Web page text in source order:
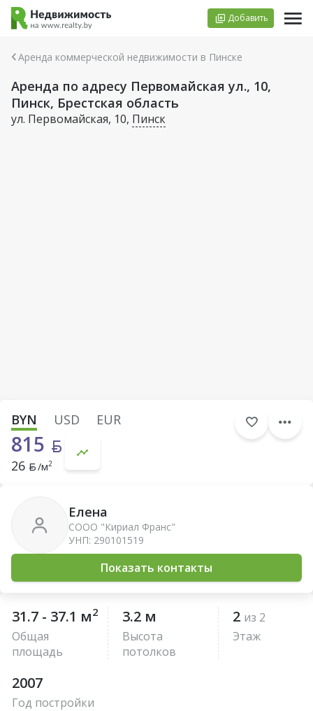
Добавить
Аренда коммерческой недвижимости в Пинске
Аренда по адресу Первомайская ул., 10,
Пинск, Брестская область
ул. Первомайская, 10, Пинск
31.7 - 37.1 м2
Общая
площадь
3.2 м
Высота
потолков
2 из 2
Этаж
2007
Год постройки
BYN USD EUR
815
26 /м2
Елена
СООО "Кириал Франс"
УНП: 290101519
Показать контакты